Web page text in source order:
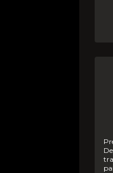
Previo al lanzamiento del Plan Nacional de Búsqueda de